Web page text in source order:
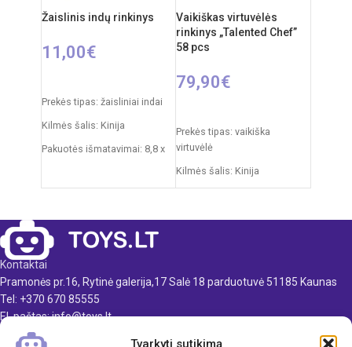
Tvarkyti sutikimą
nuo 3 metų
Elementai: 3 x AA
(nepridedamos)
Žaislinis indų rinkinys
11,00€
Prekės tipas: žaisliniai indai
Kilmės šalis: Kinija
Pakuotės išmatavimai: 8,8 x
Produkto medžiaga: plastikas
nuo 3 metų
Vaikiškas virtuvėlės
rinkinys „Talented Chef”
58 pcs
79,90€
Prekės tipas: vaikiška
virtuvėlė
Kilmės šalis: Kinija
Kontaktai
Pramonės pr.16, Rytinė galerija,17 Salė 18 parduotuvė 51185 Kaunas
Tel: +370 670 85555
El. paštas: info@toys.lt